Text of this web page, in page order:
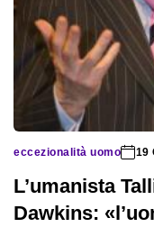
eccezionalità uomo 19
L’umanista
Dawkins: